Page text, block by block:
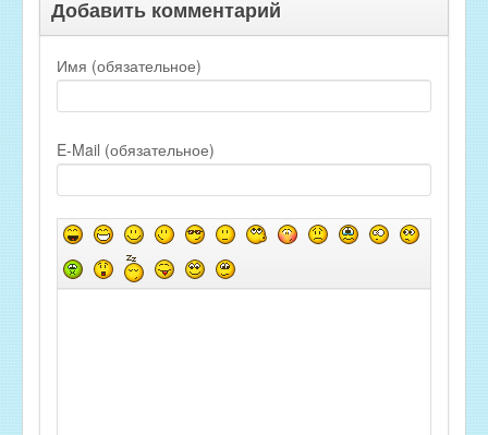
Добавить комментарий
Имя (обязательное)
E-Mail (обязательное)